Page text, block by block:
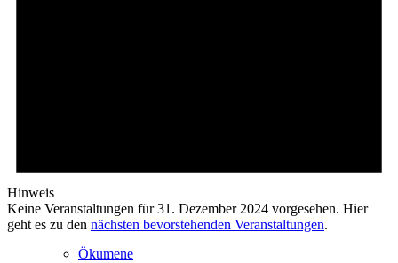
Ökumene
Hinweis
Keine Veranstaltungen für 31. Dezember 2024 vorgesehen. Hier
geht es zu den nächsten bevorstehenden Veranstaltungen.